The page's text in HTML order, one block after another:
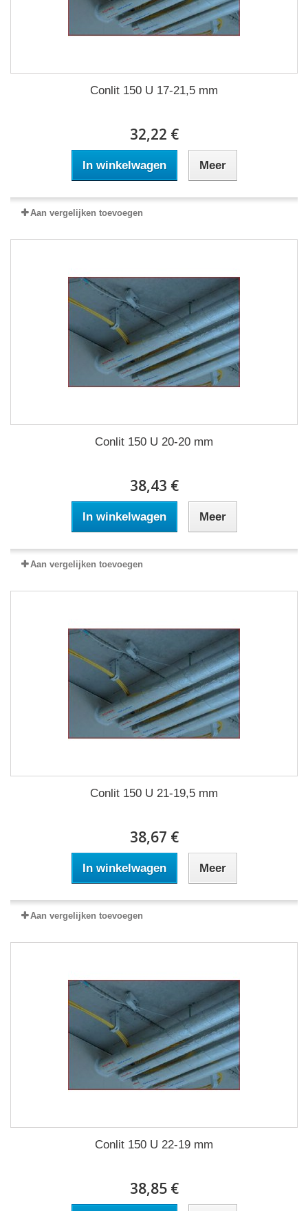
Conlit 150 U 17-21,5 mm
32,22 €
In winkelwagen Meer
Aan vergelijken toevoegen
Conlit 150 U 20-20 mm
38,43 €
In winkelwagen Meer
Aan vergelijken toevoegen
Conlit 150 U 21-19,5 mm
38,67 €
In winkelwagen Meer
Aan vergelijken toevoegen
Conlit 150 U 22-19 mm
38,85 €